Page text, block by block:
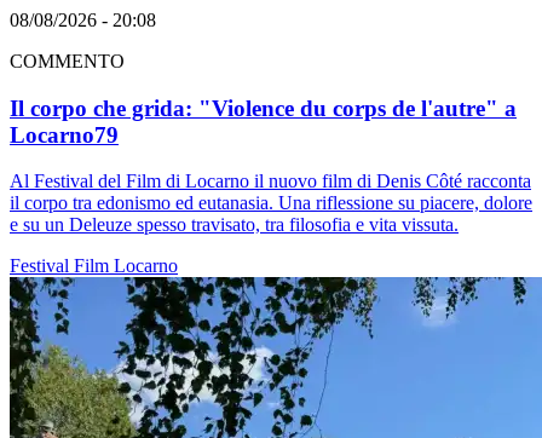
08/08/2026 - 20:08
COMMENTO
Il corpo che grida: "Violence du corps de l'autre" a
Locarno79
Al Festival del Film di Locarno il nuovo film di Denis Côté racconta
il corpo tra edonismo ed eutanasia. Una riflessione su piacere, dolore
e su un Deleuze spesso travisato, tra filosofia e vita vissuta.
Festival Film Locarno